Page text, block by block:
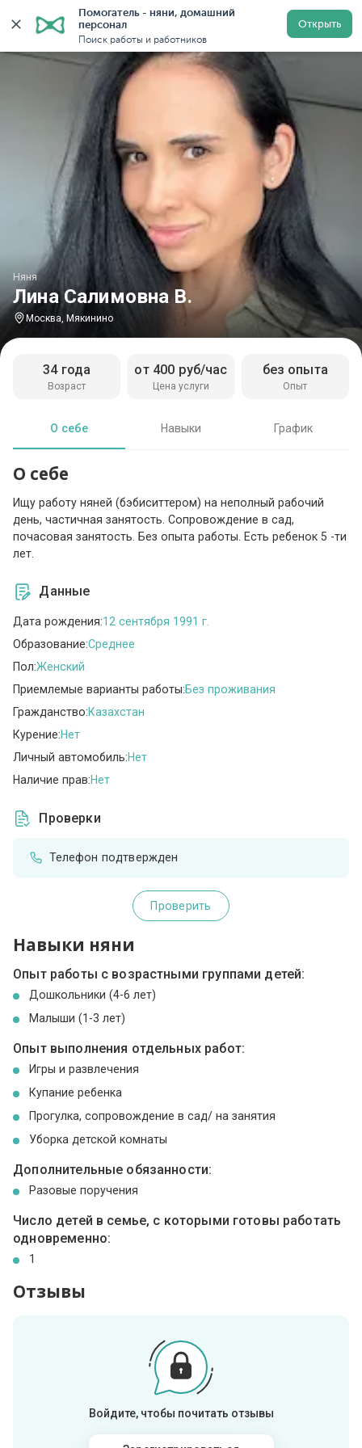
Помогатель - няни, домашний
персонал
Поиск работы и работников
Открыть
Главная Няни Няни в Москве Няни у метро
Лина Салимовна В.
Няня
Москва, Мякинино
Возраст
34 года
Цена услуги
от 400 руб/час
Опыт
без опыта
О себе Навыки График
О себе
Ищу работу няней (бэбиситтером) на неполный рабочий
день, частичная занятость. Сопровождение в сад,
почасовая занятость. Без опыта работы. Есть ребенок 5 -ти
лет.
Данные
Дата рождения:12 сентября 1991 г.
Образование:Среднее
Пол:Женский
Приемлемые варианты работы:Без проживания
Гражданство:Казахстан
Курение:Нет
Личный автомобиль:Нет
Наличие прав:Нет
Проверки
Телефон подтвержден
Проверить
Навыки няни
Опыт работы с возрастными группами детей:
Дошкольники (4-6 лет)
Малыши (1-3 лет)
Опыт выполнения отдельных работ:
Игры и развлечения
Купание ребенка
Прогулка, сопровождение в сад/ на занятия
Уборка детской комнаты
Дополнительные обязанности:
Разовые поручения
Число детей в семье, с которыми готовы работать
одновременно:
1
Отзывы
Войдите, чтобы почитать отзывы